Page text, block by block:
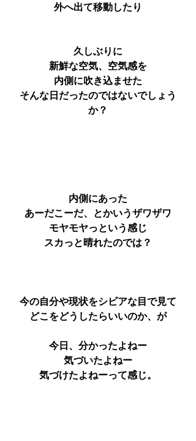
外へ出て移動したり
久しぶりに
新鮮な空気、空気感を
内側に吹き込ませた
そんな日だったのではないでしょう
か？
内側にあった
あーだこーだ、とかいうザワザワ
モヤモヤっという感じ
スカっと晴れたのでは？
今の自分や現状をシビアな目で見て
どこをどうしたらいいのか、が
今日、分かったよねー
気づいたよねー
気づけたよねーって感じ。